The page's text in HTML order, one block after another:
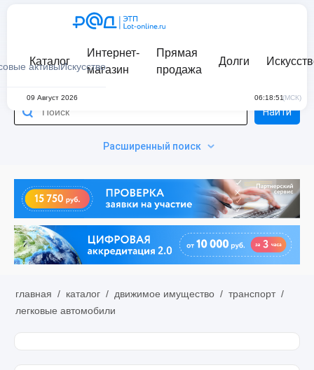
активыИскусство
Каталог
Интернет-
магазин
Прямая
продажа
Долги
09 Август 2026 06:18:51(МСК)
Расширенный поиск
Найти
главная / каталог / движимое имущество / транспорт /
легковые автомобили